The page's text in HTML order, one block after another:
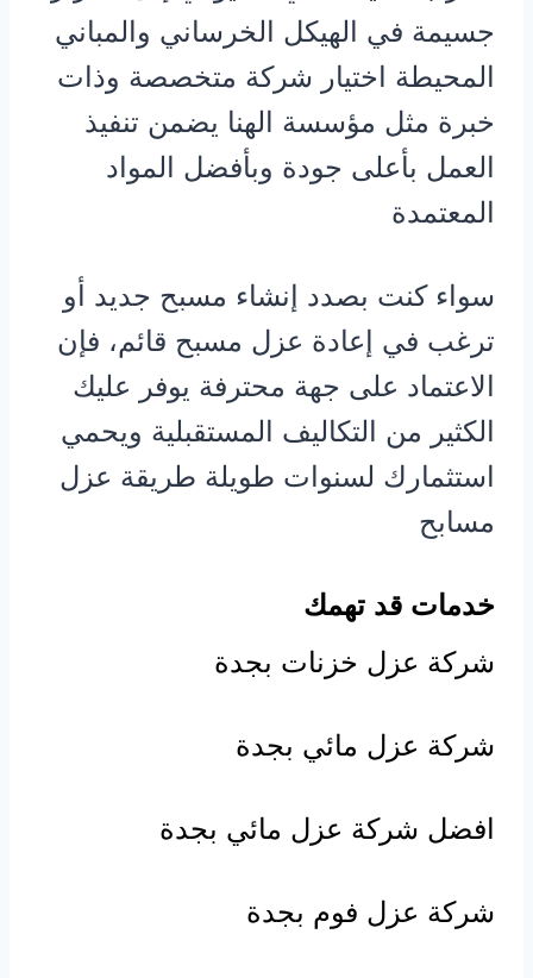
جسيمة في الهيكل الخرساني والمباني
المحيطة اختيار شركة متخصصة وذات
خبرة مثل مؤسسة الهنا يضمن تنفيذ
العمل بأعلى جودة وبأفضل المواد
المعتمدة
سواء كنت بصدد إنشاء مسبح جديد أو
ترغب في إعادة عزل مسبح قائم، فإن
الاعتماد على جهة محترفة يوفر عليك
الكثير من التكاليف المستقبلية ويحمي
استثمارك لسنوات طويلة طريقة عزل
مسابح
خدمات قد تهمك
شركة عزل خزنات بجدة
شركة عزل مائي بجدة
افضل شركة عزل مائي بجدة
شركة عزل فوم بجدة